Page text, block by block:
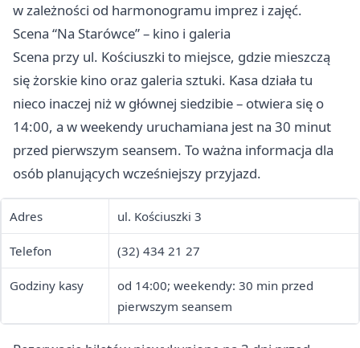
w zależności od harmonogramu imprez i zajęć.
Scena “Na Starówce” – kino i galeria
Scena przy ul. Kościuszki to miejsce, gdzie mieszczą
się żorskie kino oraz galeria sztuki. Kasa działa tu
nieco inaczej niż w głównej siedzibie – otwiera się o
14:00, a w weekendy uruchamiana jest na 30 minut
przed pierwszym seansem. To ważna informacja dla
osób planujących wcześniejszy przyjazd.
Adres ul. Kościuszki 3
Telefon (32) 434 21 27
Godziny kasy
od 14:00; weekendy: 30 min przed
pierwszym seansem